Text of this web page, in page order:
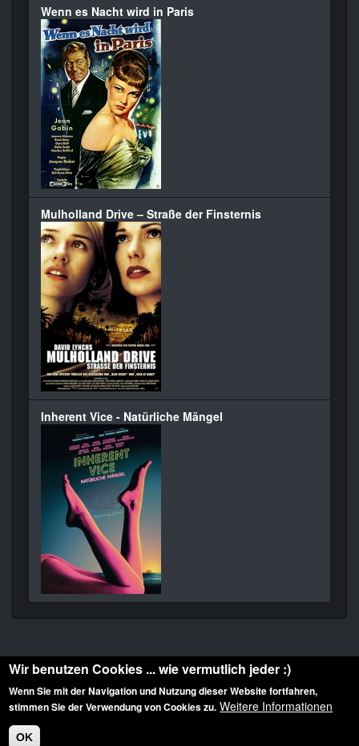
Wenn es Nacht wird in Paris
Mulholland Drive – Straße der Finsternis
Inherent Vice - Natürliche Mängel
Diese Website ist urheberrechtlich geschützt: © 2010-2026 der Film Noir de. Alle
Rechte vorbehalten.
Wir benutzen Cookies ... wie vermutlich jeder :)
Wenn Sie mit der Navigation und Nutzung dieser Website fortfahren,
stimmen Sie der Verwendung von Cookies zu. Weitere Informationen
OK